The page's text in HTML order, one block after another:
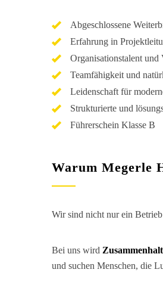
Abgeschlossene
Erfahrung in
Organisationstalent und
Teamfähigkeit und
Leidenschaft für
Strukturierte und
Führerschein Klasse B
Warum Megerle
Wir sind nicht nur ein
Bei uns wird Zusammenhalt
und suchen Menschen, die